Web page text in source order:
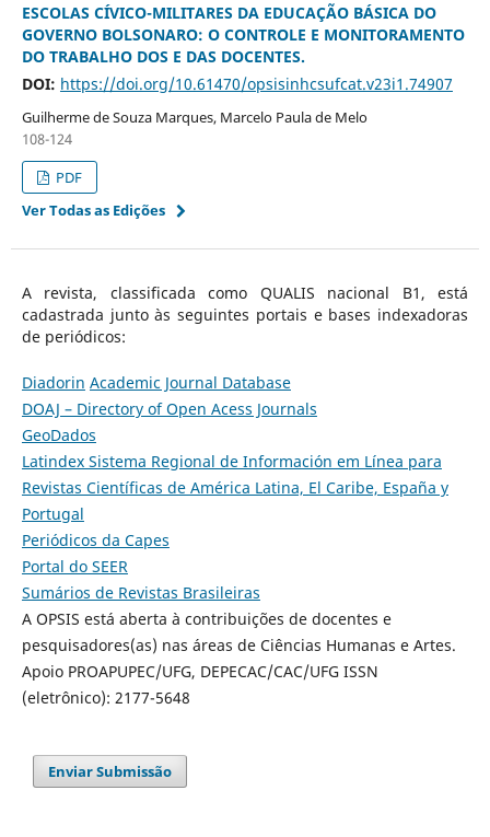
ESCOLAS CÍVICO-MILITARES DA EDUCAÇÃO BÁSICA DO
GOVERNO BOLSONARO: O CONTROLE E MONITORAMENTO
DO TRABALHO DOS E DAS DOCENTES.
DOI: https://doi.org/10.61470/opsisinhcsufcat.v23i1.74907
Guilherme de Souza Marques, Marcelo Paula de Melo
108-124
PDF
Ver Todas as Edições
A revista, classificada como QUALIS nacional B1, está
cadastrada junto às seguintes portais e bases indexadoras
de periódicos:
Diadorin Academic Journal Database
DOAJ – Directory of Open Acess Journals
GeoDados
Latindex Sistema Regional de Información em Línea para
Revistas Científicas de América Latina, El Caribe, España y
Portugal
Periódicos da Capes
Portal do SEER
Sumários de Revistas Brasileiras
A OPSIS está aberta à contribuições de docentes e
pesquisadores(as) nas áreas de Ciências Humanas e Artes.
Apoio PROAPUPEC/UFG, DEPECAC/CAC/UFG ISSN
(eletrônico): 2177-5648
Enviar Submissão